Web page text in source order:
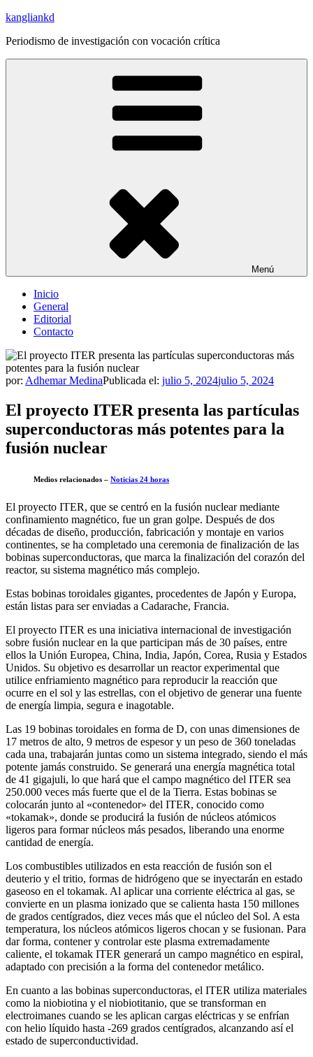
Saltar
contenido
kangliankd
Periodismo de investigación con vocación crítica
Menú
Inicio
General
Editorial
Contacto
por: Adhemar MedinaPublicada el: julio 5, 2024julio 5, 2024
El proyecto ITER presenta las partículas
superconductoras más potentes para la
fusión nuclear
Medios relacionados – Noticias 24 horas
El proyecto ITER, que se centró en la fusión nuclear mediante
confinamiento magnético, fue un gran golpe. Después de dos
décadas de diseño, producción, fabricación y montaje en varios
continentes, se ha completado una ceremonia de finalización de las
bobinas superconductoras, que marca la finalización del corazón del
reactor, su sistema magnético más complejo.
Estas bobinas toroidales gigantes, procedentes de Japón y Europa,
están listas para ser enviadas a Cadarache, Francia.
El proyecto ITER es una iniciativa internacional de investigación
sobre fusión nuclear en la que participan más de 30 países, entre
ellos la Unión Europea, China, India, Japón, Corea, Rusia y Estados
Unidos. Su objetivo es desarrollar un reactor experimental que
utilice enfriamiento magnético para reproducir la reacción que
ocurre en el sol y las estrellas, con el objetivo de generar una fuente
de energía limpia, segura e inagotable.
Las 19 bobinas toroidales en forma de D, con unas dimensiones de
17 metros de alto, 9 metros de espesor y un peso de 360 ​​toneladas
cada una, trabajarán juntas como un sistema integrado, siendo el más
potente jamás construido. Se generará una energía magnética total
de 41 gigajuli, lo que hará que el campo magnético del ITER sea
250.000 veces más fuerte que el de la Tierra. Estas bobinas se
colocarán junto al «contenedor» del ITER, conocido como
«tokamak», donde se producirá la fusión de núcleos atómicos
ligeros para formar núcleos más pesados, liberando una enorme
cantidad de energía.
Los combustibles utilizados en esta reacción de fusión son el
deuterio y el tritio, formas de hidrógeno que se inyectarán en estado
gaseoso en el tokamak. Al aplicar una corriente eléctrica al gas, se
convierte en un plasma ionizado que se calienta hasta 150 millones
de grados centígrados, diez veces más que el núcleo del Sol. A esta
temperatura, los núcleos atómicos ligeros chocan y se fusionan. Para
dar forma, contener y controlar este plasma extremadamente
caliente, el tokamak ITER generará un campo magnético en espiral,
adaptado con precisión a la forma del contenedor metálico.
En cuanto a las bobinas superconductoras, el ITER utiliza materiales
como la niobiotina y el niobiotitanio, que se transforman en
electroimanes cuando se les aplican cargas eléctricas y se enfrían
con helio líquido hasta -269 grados centígrados, alcanzando así el
estado de superconductividad.